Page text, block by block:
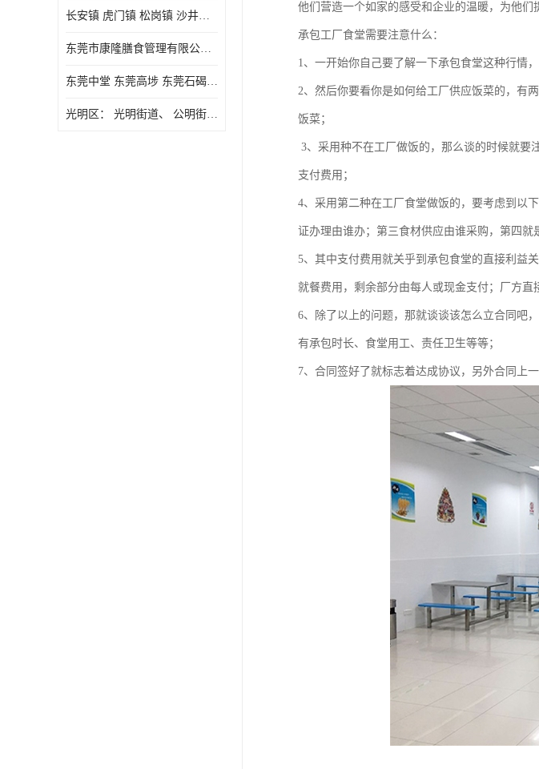
长安镇 虎门镇 松岗镇 沙井镇 公明镇 莞城街道 南城街道 东城街道 万江街道 石碣镇 石龙镇 茶山镇 石排镇 企石镇 横沥镇
东莞市康隆膳食管理有限公司 长安蔬菜配送 虎门蔬菜配送 大岭山蔬菜配送
东莞中堂 东莞高埗 东莞石碣 东莞望牛墩 东莞洪梅 东莞道滘 东莞石龙镇 东莞石排镇
光明区： 光明街道、 公明街道、 新湖街道、 凤凰街道、 玉塘街道、 马田街道
他们营造一个如家的感受和企业的温暖，为他们
承包工厂食堂需要注意什么：
1、一开始你自己要了解一下承包食堂这种行情
2、然后你要看你是如何给工厂供应饭菜的，有
饭菜；
3、采用种不在工厂做饭的，那么谈的时候就要
支付费用；
4、采用第二种在工厂食堂做饭的，要考虑到以
证办理由谁办；第三食材供应由谁采购，第四就
5、其中支付费用就关乎到承包食堂的直接利益
就餐费用，剩余部分由每人或现金支付；厂方直
6、除了以上的问题，那就谈谈该怎么立合同吧
有承包时长、食堂用工、责任卫生等等；
7、合同签好了就标志着达成协议，另外合同上